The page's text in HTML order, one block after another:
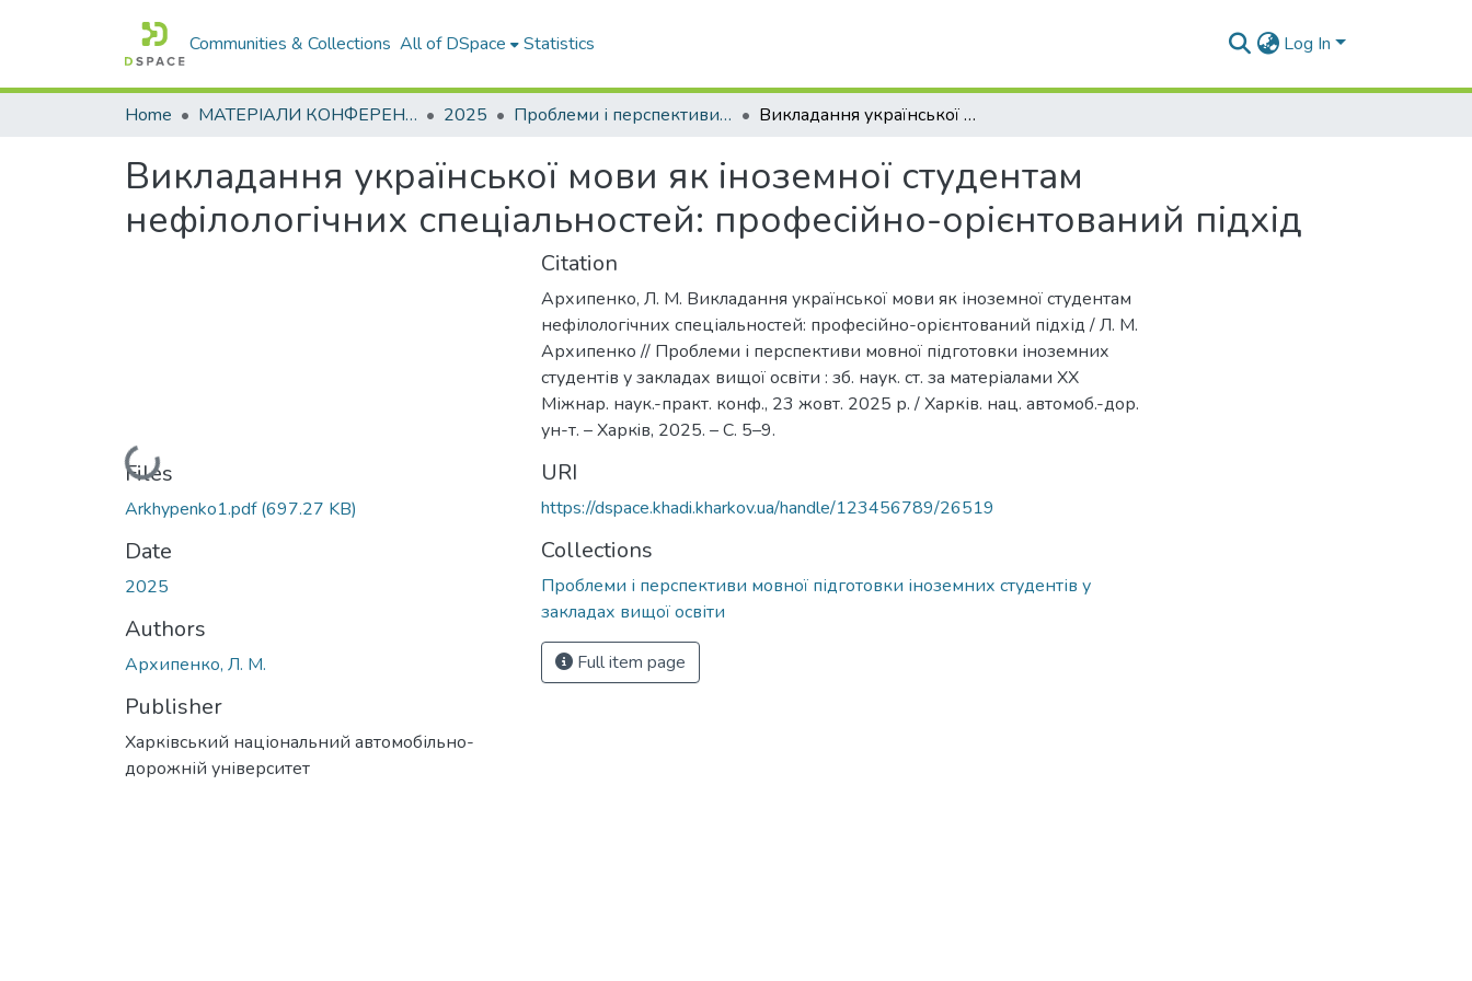
Communities & Collections All of DSpace Statistics Log In
Home МАТЕРІАЛИ КОНФЕРЕНЦІЙ 2025 Проблеми і перспективи мовної підготовки іноземних студентів у закладах вищої освіти Викладання української мови як іноземної студентам нефілологічних спеціальностей: професійно-орієнтований підхід
Викладання української мови як іноземної студентам
нефілологічних спеціальностей: професійно-орієнтований підхід
Loading...
Files
Arkhypenko1.pdf(697.27 KB)
Date
2025
Authors
Архипенко, Л. М.
Publisher
Харківський національний автомобільно-
дорожній університет
Citation
Архипенко, Л. М. Викладання української мови як іноземної студентам
нефілологічних спеціальностей: професійно-орієнтований підхід / Л. М.
Архипенко // Проблеми і перспективи мовної підготовки іноземних
студентів у закладах вищої освіти : зб. наук. ст. за матеріалами ХХ
Міжнар. наук.-практ. конф., 23 жовт. 2025 р. / Харків. нац. автомоб.-дор.
ун-т. – Харкiв, 2025. – С. 5–9.
URI
https://dspace.khadi.kharkov.ua/handle/123456789/26519
Collections
Проблеми і перспективи мовної підготовки іноземних студентів у
закладах вищої освіти
Full item page